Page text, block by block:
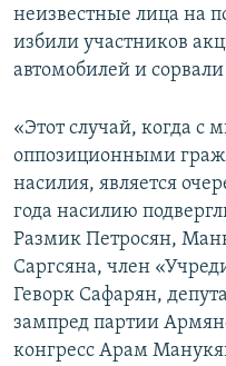
Русский
Все сайты Радио
неизвестные лица на
избили участников
автомобилей и
«Этот случай, когда
оппозиционными
насилия, является
года насилию
Размик Петросян,
Саргсяна, член
Геворк Сафарян,
зампред партии
конгресс Арам